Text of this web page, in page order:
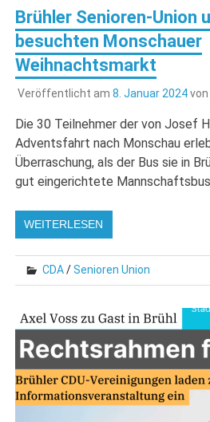
Brühler Senioren-Union
besuchten Monschauer
Weihnachtsmarkt
Veröffentlicht am 8. Januar 2024von
Die 30 Teilnehmer der von Josef
Adventsfahrt nach Monschau
Überraschung, als der Bus sie in
gut eingerichtete
WEITERLESEN
CDA/Senioren Union